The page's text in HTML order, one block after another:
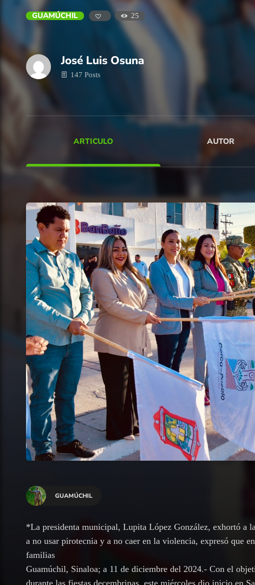
GUAMÚCHIL 25
José Luis Osuna
147 Posts
ARTICULO AUTOR
GUAMÚCHIL
*La presidenta municipal, Lupita López González, exhortó a
a no usar pirotecnia y a no caer en la violencia, expresó que
familias
Guamúchil, Sinaloa; a 11 de diciembre del 2024.- Con el